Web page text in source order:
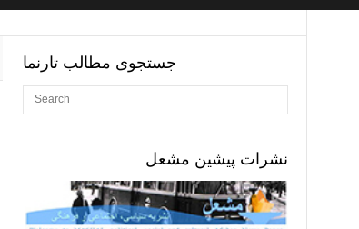
جستجوی مطالب تارنما
نشرات پیشین مشعل